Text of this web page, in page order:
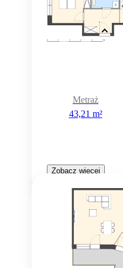
Metraż
43,21 m²
Zobacz więcej